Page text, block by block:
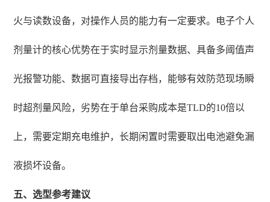
火与读数设备，对操作人员的能力有一定要求。电子个人
剂量计的核心优势在于实时显示剂量数据、具备多阈值声
光报警功能、数据可直接导出存档，能够有效防范现场瞬
时超剂量风险，劣势在于单台采购成本是TLD的10倍以
上，需要定期充电维护，长期闲置时需要取出电池避免漏
液损坏设备。
五、选型参考建议